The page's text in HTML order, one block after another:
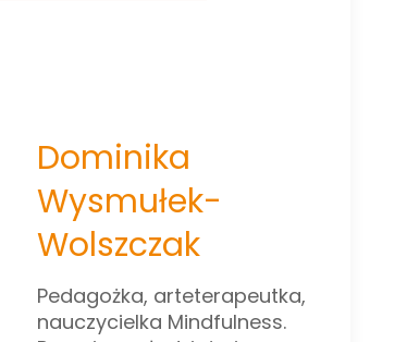
Dominika
Wysmułek-
Wolszczak
Pedagożka, arteterapeutka,
nauczycielka Mindfulness.